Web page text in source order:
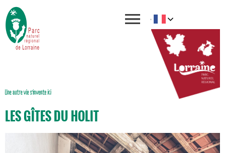
LES GÎTES DU HOLIT